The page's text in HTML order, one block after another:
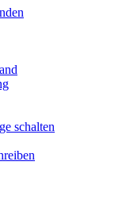
schalten